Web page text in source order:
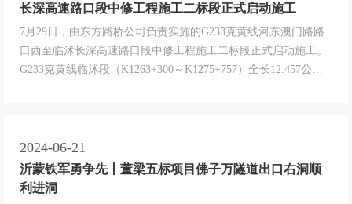
长深高速路口段中修工程施工二标段正式启动施工
7月29日，由东方路桥公司负责实施的G233克黄线河东澳门路路
口西至临沭长深高速路口段中修工程施工二标段正式启动施工。
G233克黄线临沭段（K1263+300～K1275+757）全长12.457公
2024-06-21
沂蒙铁军勇争先丨董梁五标项目佛子万隧道出口右洞顺
利进洞